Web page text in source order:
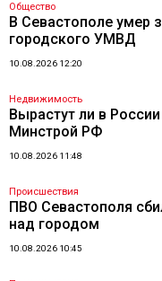
Общество
В Севастополе умер
городского УМВД
10.08.2026 12:20
Недвижимость
Вырастут ли в
Минстрой РФ
10.08.2026 11:48
Происшествия
ПВО Севастополя
над городом
10.08.2026 10:45